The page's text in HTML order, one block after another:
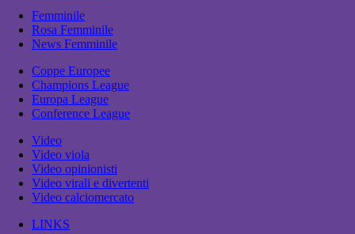
Femminile
Rosa Femminile
News Femminile
Coppe Europee
Champions League
Europa League
Conference League
Video
Video viola
Video opinionisti
Video virali e divertenti
Video calciomercato
LINKS